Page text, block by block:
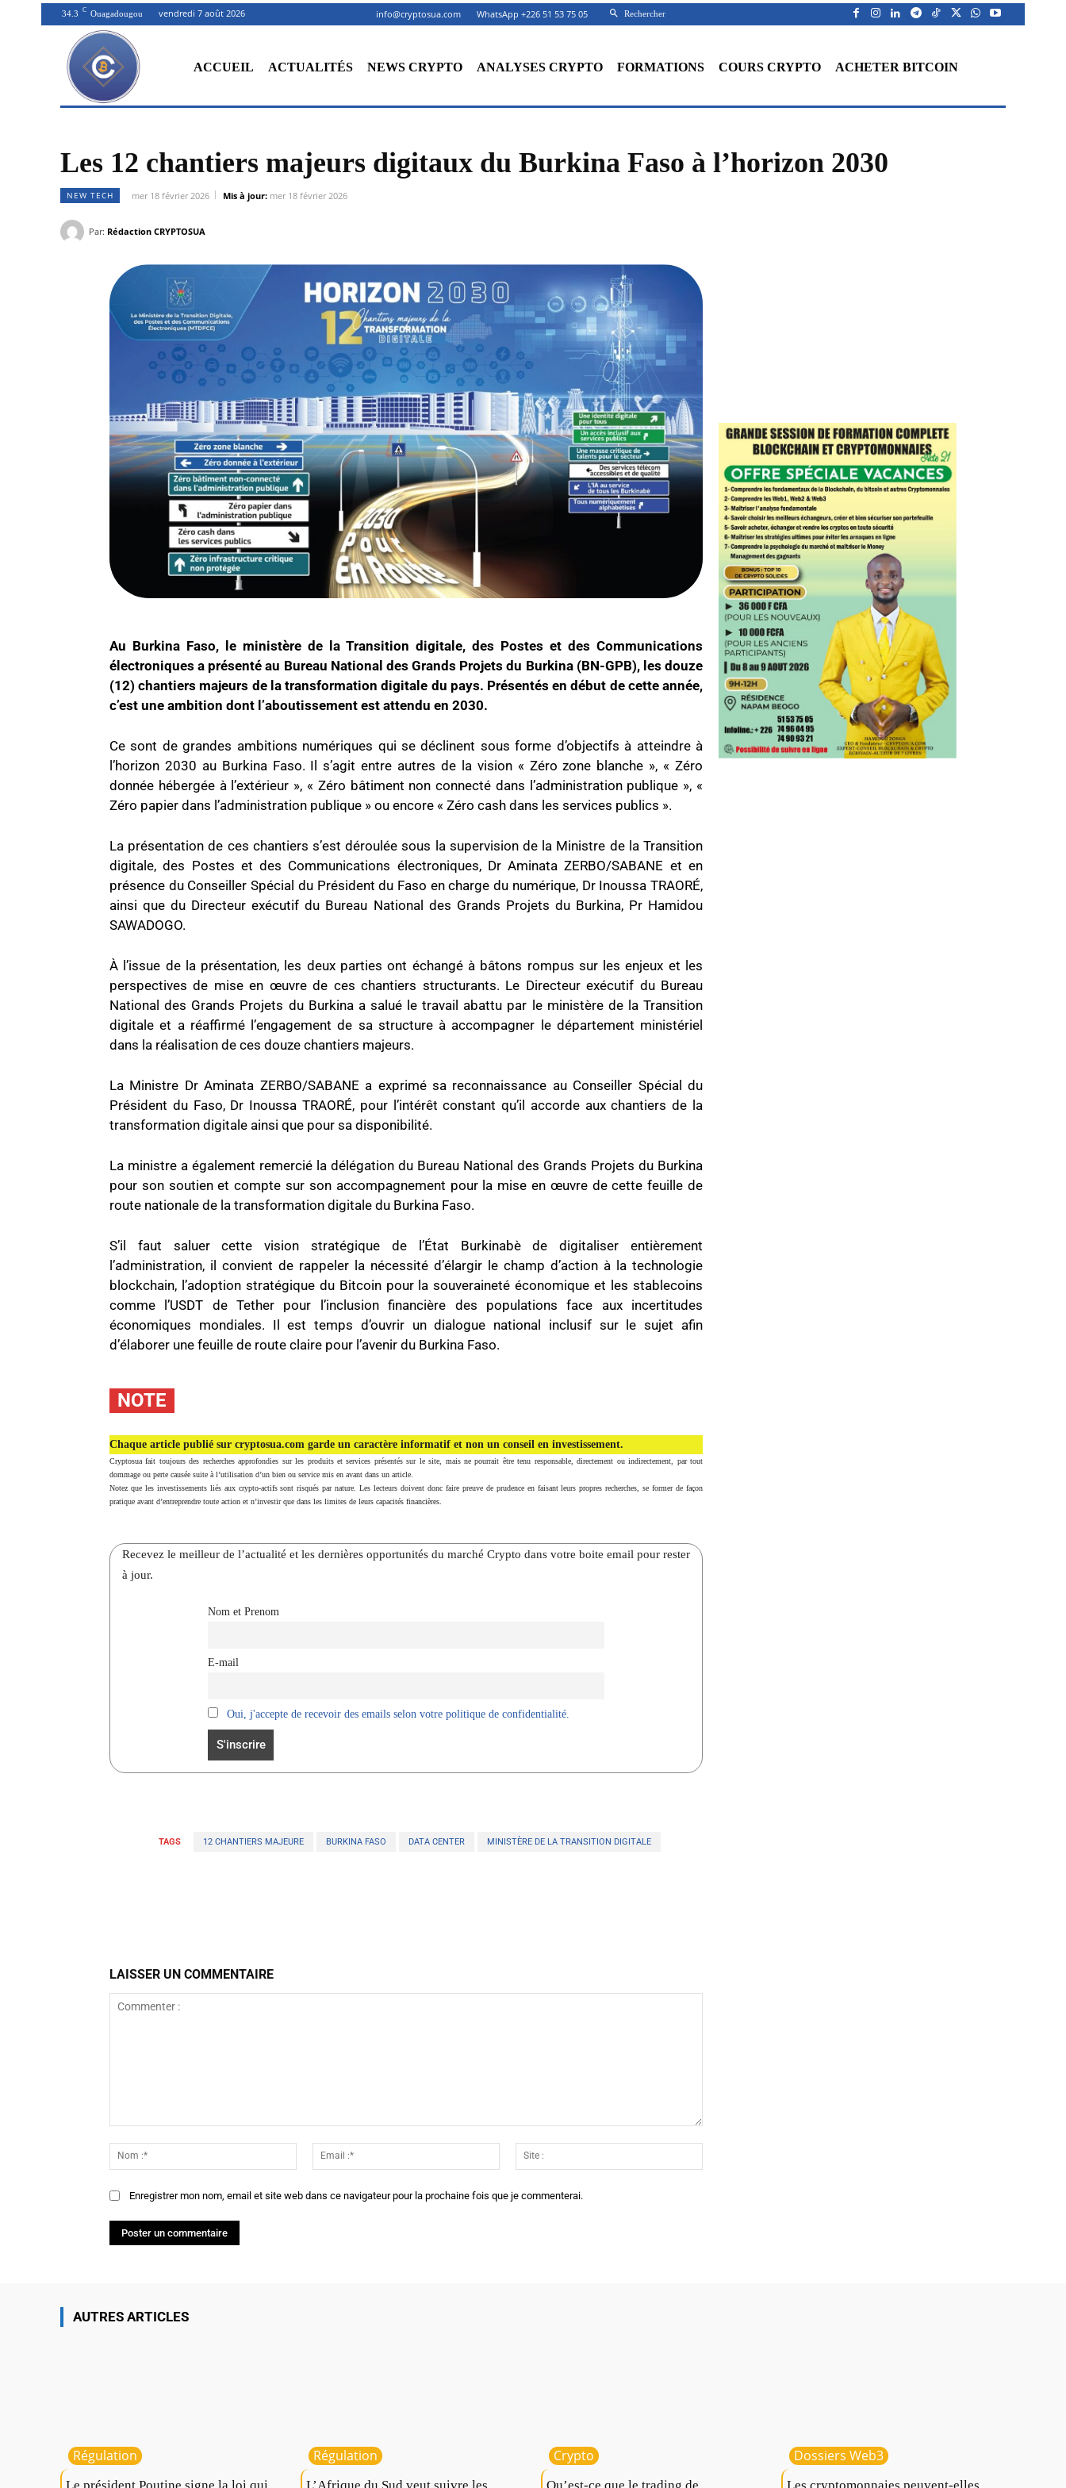
34.3 C Ouagadougou vendredi 7 août 2026 info@cryptosua.com WhatsApp +226 51 53 75 05 Rechercher
ACCUEIL ACTUALITÉS NEWS CRYPTO ANALYSES CRYPTO FORMATIONS COURS CRYPTO ACHETER BITCOIN
Les 12 chantiers majeurs digitaux du Burkina Faso à l’horizon 2030
NEW TECH mer 18 février 2026 Mis à jour: mer 18 février 2026
Par: Rédaction CRYPTOSUA
Au Burkina Faso, le ministère de la Transition digitale, des Postes et des Communications
électroniques a présenté au Bureau National des Grands Projets du Burkina (BN-GPB), les douze
(12) chantiers majeurs de la transformation digitale du pays. Présentés en début de cette année,
c’est une ambition dont l’aboutissement est attendu en 2030.
Ce sont de grandes ambitions numériques qui se déclinent sous forme d’objectifs à atteindre à
l’horizon 2030 au Burkina Faso. Il s’agit entre autres de la vision « Zéro zone blanche », « Zéro
donnée hébergée à l’extérieur », « Zéro bâtiment non connecté dans l’administration publique », «
Zéro papier dans l’administration publique » ou encore « Zéro cash dans les services publics ».
La présentation de ces chantiers s’est déroulée sous la supervision de la Ministre de la Transition
digitale, des Postes et des Communications électroniques, Dr Aminata ZERBO/SABANE et en
présence du Conseiller Spécial du Président du Faso en charge du numérique, Dr Inoussa TRAORÉ,
ainsi que du Directeur exécutif du Bureau National des Grands Projets du Burkina, Pr Hamidou
SAWADOGO.
À l’issue de la présentation, les deux parties ont échangé à bâtons rompus sur les enjeux et les
perspectives de mise en œuvre de ces chantiers structurants. Le Directeur exécutif du Bureau
National des Grands Projets du Burkina a salué le travail abattu par le ministère de la Transition
digitale et a réaffirmé l’engagement de sa structure à accompagner le département ministériel
dans la réalisation de ces douze chantiers majeurs.
La Ministre Dr Aminata ZERBO/SABANE a exprimé sa reconnaissance au Conseiller Spécial du
Président du Faso, Dr Inoussa TRAORÉ, pour l’intérêt constant qu’il accorde aux chantiers de la
transformation digitale ainsi que pour sa disponibilité.
La ministre a également remercié la délégation du Bureau National des Grands Projets du Burkina
pour son soutien et compte sur son accompagnement pour la mise en œuvre de cette feuille de
route nationale de la transformation digitale du Burkina Faso.
S’il faut saluer cette vision stratégique de l’État Burkinabè de digitaliser entièrement
l’administration, il convient de rappeler la nécessité d’élargir le champ d’action à la technologie
blockchain, l’adoption stratégique du Bitcoin pour la souveraineté économique et les stablecoins
comme l’USDT de Tether pour l’inclusion financière des populations face aux incertitudes
économiques mondiales. Il est temps d’ouvrir un dialogue national inclusif sur le sujet afin
d’élaborer une feuille de route claire pour l’avenir du Burkina Faso.
NOTE
Chaque article publié sur cryptosua.com garde un caractère informatif et non un conseil en investissement.
Cryptosua fait toujours des recherches approfondies sur les produits et services présentés sur le site, mais ne pourrait être tenu responsable, directement ou indirectement, par tout
dommage ou perte causée suite à l’utilisation d’un bien ou service mis en avant dans un article.
Notez que les investissements liés aux crypto-actifs sont risqués par nature. Les lecteurs doivent donc faire preuve de prudence en faisant leurs propres recherches, se former de façon
pratique avant d’entreprendre toute action et n’investir que dans les limites de leurs capacités financières.
Recevez le meilleur de l’actualité et les dernières opportunités du marché Crypto dans votre boite email pour rester
à jour.
Nom et Prenom
E-mail
Oui, j'accepte de recevoir des emails selon votre politique de confidentialité.
TAGS 12 CHANTIERS MAJEURE BURKINA FASO DATA CENTER MINISTÈRE DE LA TRANSITION DIGITALE
LAISSER UN COMMENTAIRE
:*
Email
:*
:
Enregistrer mon nom, email et site web dans ce navigateur pour la prochaine fois que je commenterai.
AUTRES ARTICLES
Régulation Régulation Crypto Dossiers Web3